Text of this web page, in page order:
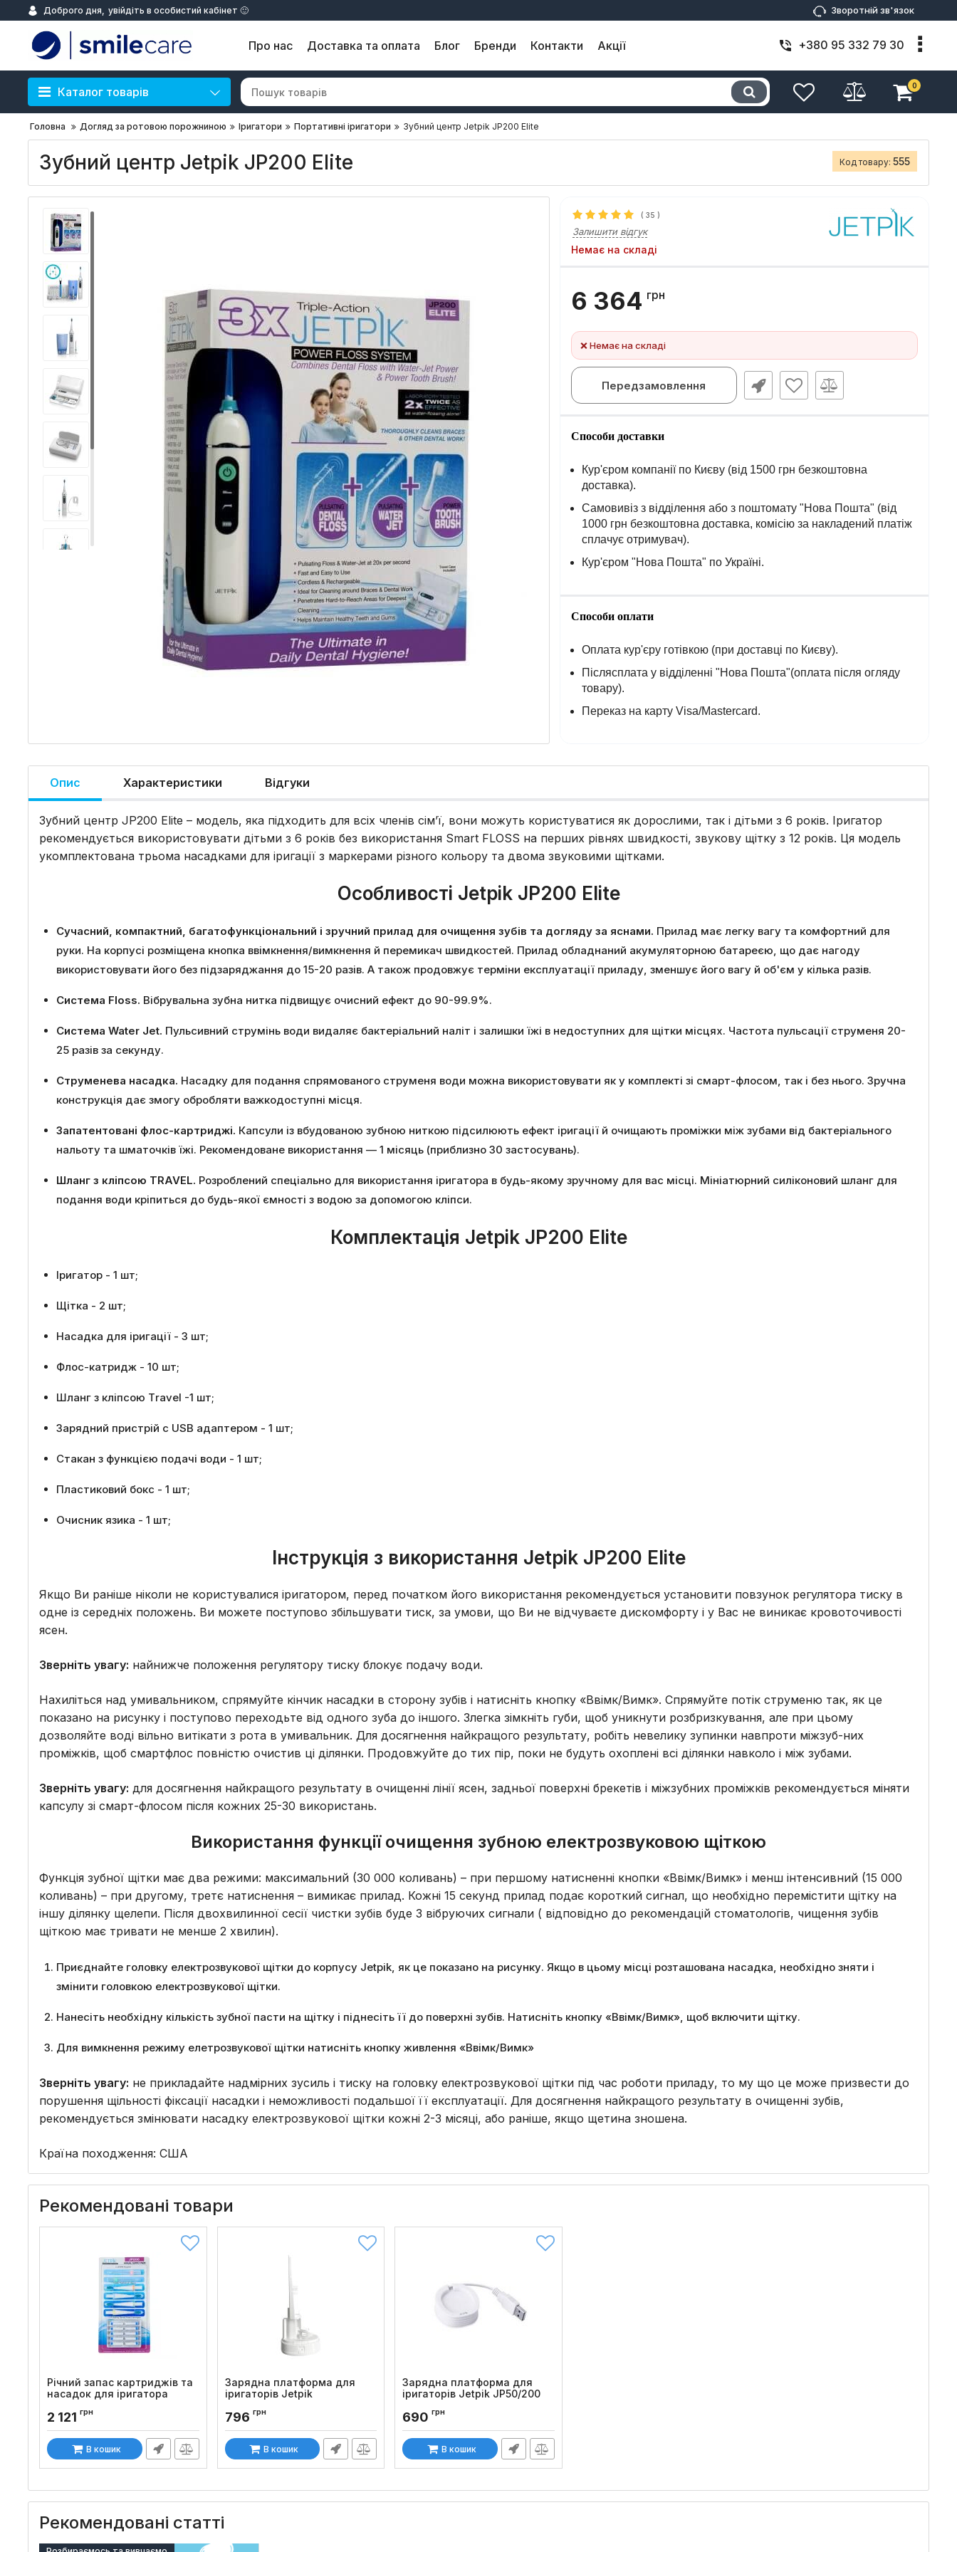
Доброго дня, увійдіть в особистий кабінет 🙂 Зворотній зв'язок
Про нас Доставка та оплата Блог Бренди Контакти Акції +380 95 332 79 30
Каталог товарів 0
Головна Догляд за ротовою порожниною Іригатори Портативні іригатори Зубний центр Jetpik JP200 Elite
Зубний центр Jetpik JP200 Elite Код товару: 555
( 35 )
Залишити відгук
Немає на складі
6 364 грн
❌ Немає на складі
Передзамовлення
Способи доставки
Кур'єром компанії по Києву (від 1500 грн безкоштовна
доставка).
Самовивіз з відділення або з поштомату "Нова Пошта" (від
1000 грн безкоштовна доставка, комісію за накладений платіж
сплачує отримувач).
Кур'єром "Нова Пошта" по Україні.
Способи оплати
Оплата кур'єру готівкою (при доставці по Києву).
Післясплата у відділенні "Нова Пошта"(оплата після огляду
товару).
Переказ на карту Visa/Mastercard.
Опис Характеристики Відгуки
Зубний центр JP200 Elite – модель, яка підходить для всіх членів сім’ї, вони можуть користуватися як дорослими, так і дітьми з 6 років. Іригатор
рекомендується використовувати дітьми з 6 років без використання Smart FLOSS на перших рівнях швидкості, звукову щітку з 12 років. Ця модель
укомплектована трьома насадками для іригації з маркерами різного кольору та двома звуковими щітками.
Особливості Jetpik JP200 Elite
Сучасний, компактний, багатофункціональний і зручний прилад для очищення зубів та догляду за яснами. Прилад має легку вагу та комфортний для
руки. На корпусі розміщена кнопка ввімкнення/вимкнення й перемикач швидкостей. Прилад обладнаний акумуляторною батареєю, що дає нагоду
використовувати його без підзаряджання до 15-20 разів. А також продовжує терміни експлуатації приладу, зменшує його вагу й об'єм у кілька разів.
Система Floss. Вібрувальна зубна нитка підвищує очисний ефект до 90-99.9%.
Система Water Jet. Пульсивний струмінь води видаляє бактеріальний наліт і залишки їжі в недоступних для щітки місцях. Частота пульсації струменя 20-
25 разів за секунду.
Струменева насадка. Насадку для подання спрямованого струменя води можна використовувати як у комплекті зі смарт-флосом, так і без нього. Зручна
конструкція дає змогу обробляти важкодоступні місця.
Запатентовані флос-картриджі. Капсули із вбудованою зубною ниткою підсилюють ефект іригації й очищають проміжки між зубами від бактеріального
нальоту та шматочків їжі. Рекомендоване використання — 1 місяць (приблизно 30 застосувань).
Шланг з кліпсою TRAVEL. Розроблений спеціально для використання іригатора в будь-якому зручному для вас місці. Мініатюрний силіконовий шланг для
подання води кріпиться до будь-якої ємності з водою за допомогою кліпси.
Комплектація Jetpik JP200 Elite
Іригатор - 1 шт;
Щітка - 2 шт;
Насадка для іригації - 3 шт;
Флос-катридж - 10 шт;
Шланг з кліпсою Тravel -1 шт;
Зарядний пристрій с USB адаптером - 1 шт;
Стакан з функцією подачі води - 1 шт;
Пластиковий бокс - 1 шт;
Очисник язика - 1 шт;
Інструкція з використання Jetpik JP200 Elite
Якщо Ви раніше ніколи не користувалися іригатором, перед початком його використання рекомендується установити повзунок регулятора тиску в
одне із середніх положень. Ви можете поступово збільшувати тиск, за умови, що Ви не відчуваєте дискомфорту і у Вас не виникає кровоточивості
ясен.
Зверніть увагу: найнижче положення регулятору тиску блокує подачу води.
Нахиліться над умивальником, спрямуйте кінчик насадки в сторону зубів і натисніть кнопку «Ввімк/Вимк». Спрямуйте потік струменю так, як це
показано на рисунку і поступово переходьте від одного зуба до іншого. Злегка зімкніть губи, щоб уникнути розбризкування, але при цьому
дозволяйте воді вільно витікати з рота в умивальник. Для досягнення найкращого результату, робіть невелику зупинки навпроти міжзуб-них
проміжків, щоб смартфлос повністю очистив ці ділянки. Продовжуйте до тих пір, поки не будуть охоплені всі ділянки навколо і між зубами.
Зверніть увагу: для досягнення найкращого результату в очищенні лінії ясен, задньої поверхні брекетів і міжзубних проміжків рекомендується міняти
капсулу зі смарт-флосом після кожних 25-30 використань.
Використання функції очищення зубною електрозвуковою щіткою
Функція зубної щітки має два режими: максимальний (30 000 коливань) – при першому натисненні кнопки «Ввімк/Вимк» і менш інтенсивний (15 000
коливань) – при другому, третє натиснення – вимикає прилад. Кожні 15 секунд прилад подає короткий сигнал, що необхідно перемістити щітку на
іншу ділянку щелепи. Після двохвилинної сесії чистки зубів буде 3 вібруючих сигнали ( відповідно до рекомендацій стоматологів, чищення зубів
щіткою має тривати не менше 2 хвилин).
Приєднайте головку електрозвукової щітки до корпусу Jetpik, як це показано на рисунку. Якщо в цьому місці розташована насадка, необхідно зняти і
змінити головкою електрозвукової щітки.
Нанесіть необхідну кількість зубної пасти на щітку і піднесіть її до поверхні зубів. Натисніть кнопку «Ввімк/Вимк», щоб включити щітку.
Для вимкнення режиму елетрозвукової щітки натисніть кнопку живлення «Ввімк/Вимк»
Зверніть увагу: не прикладайте надмірних зусиль і тиску на головку електрозвукової щітки під час роботи приладу, то му що це може призвести до
порушення щільності фіксації насадки і неможливості подальшої її експлуатації. Для досягнення найкращого результату в очищенні зубів,
рекомендується змінювати насадку електрозвукової щітки кожні 2-3 місяці, або раніше, якщо щетина зношена.
Країна походження: США
Рекомендовані товари
Річний запас картриджів та
насадок для іригатора
Код товару:
2 121 грн
В кошик
Зарядна платформа для
іригаторів Jetpik
Код товару:
796 грн
В кошик
Зарядна платформа для
іригаторів Jetpik JP50/200
690 грн
В кошик
Рекомендовані статті